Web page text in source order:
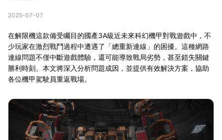
2025-07-07
在解限機這款備受矚目的國產3A級近未來科幻機甲對戰遊戲中，不
少玩家在激烈戰鬥過程中遭遇了「總重新連線」的困擾。這種網路
連線問題不僅中斷遊戲體驗，還可能導致戰局劣勢，甚至錯失關鍵
勝利時刻。本文將深入分析問題成因，並提供有效解決方案，協助
各位機甲駕駛員重返戰場。